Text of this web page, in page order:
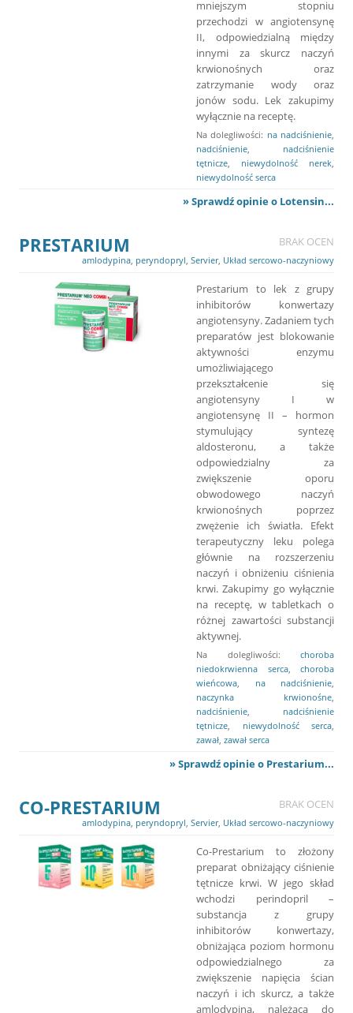
mniejszym stopniu
przechodzi w angiotensynę
II, odpowiedzialną między
innymi za skurcz naczyń
krwionośnych oraz
zatrzymanie wody oraz
jonów sodu. Lek zakupimy
wyłącznie na receptę.
Na dolegliwości: na nadciśnienie
nadciśnienie
nadciśnienie
tętnicze
niewydolność nerek
niewydolność serca
» Sprawdź opinie o Lotensin...
PRESTARIUM BRAK OCEN
amlodypina peryndopryl Servier, Układ sercowo-naczyniowy
Prestarium to lek z grupy
inhibitorów konwertazy
angiotensyny. Zadaniem tych
preparatów jest blokowanie
aktywności enzymu
umożliwiającego
przekształcenie się
angiotensyny I w
angiotensynę II – hormon
stymulujący syntezę
aldosteronu, a także
odpowiedzialny za
zwiększenie oporu
obwodowego naczyń
krwionośnych poprzez
zwężenie ich światła. Efekt
terapeutyczny leku polega
głównie na rozszerzeniu
naczyń i obniżeniu ciśnienia
krwi. Zakupimy go wyłącznie
na receptę, w tabletkach o
różnej zawartości substancji
aktywnej.
Na dolegliwości: choroba
niedokrwienna serca, choroba
wieńcowa
na nadciśnienie
naczynka krwionośne
nadciśnienie
nadciśnienie
tętnicze
niewydolność serca
zawał zawał serca
» Sprawdź opinie o Prestarium...
CO-PRESTARIUM BRAK OCEN
amlodypina peryndopryl Servier, Układ sercowo-naczyniowy
Co-Prestarium to złożony
preparat obniżający ciśnienie
tętnicze krwi. W jego skład
wchodzi perindopril –
substancja z grupy
inhibitorów konwertazy,
obniżająca poziom hormonu
odpowiedzialnego za
zwiększenie napięcia ścian
naczyń i ich skurcz, a także
amlodypina, należąca do